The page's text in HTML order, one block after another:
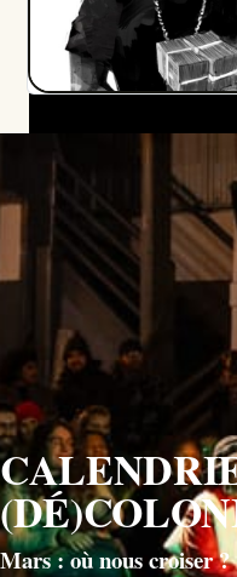
(
Mars : où nous croiser ?